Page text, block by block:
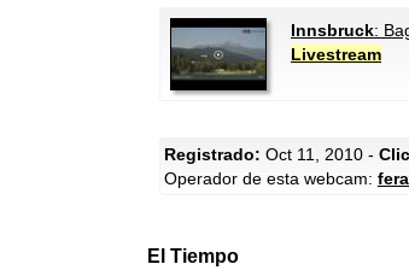
Innsbruck:
Livestream
Registrado: Oct 11, 2010 -
Operador de esta webcam:
El Tiempo